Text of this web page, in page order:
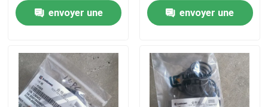
Produits
A propos de nous
Visite d'usine
envoyer une
envoyer une